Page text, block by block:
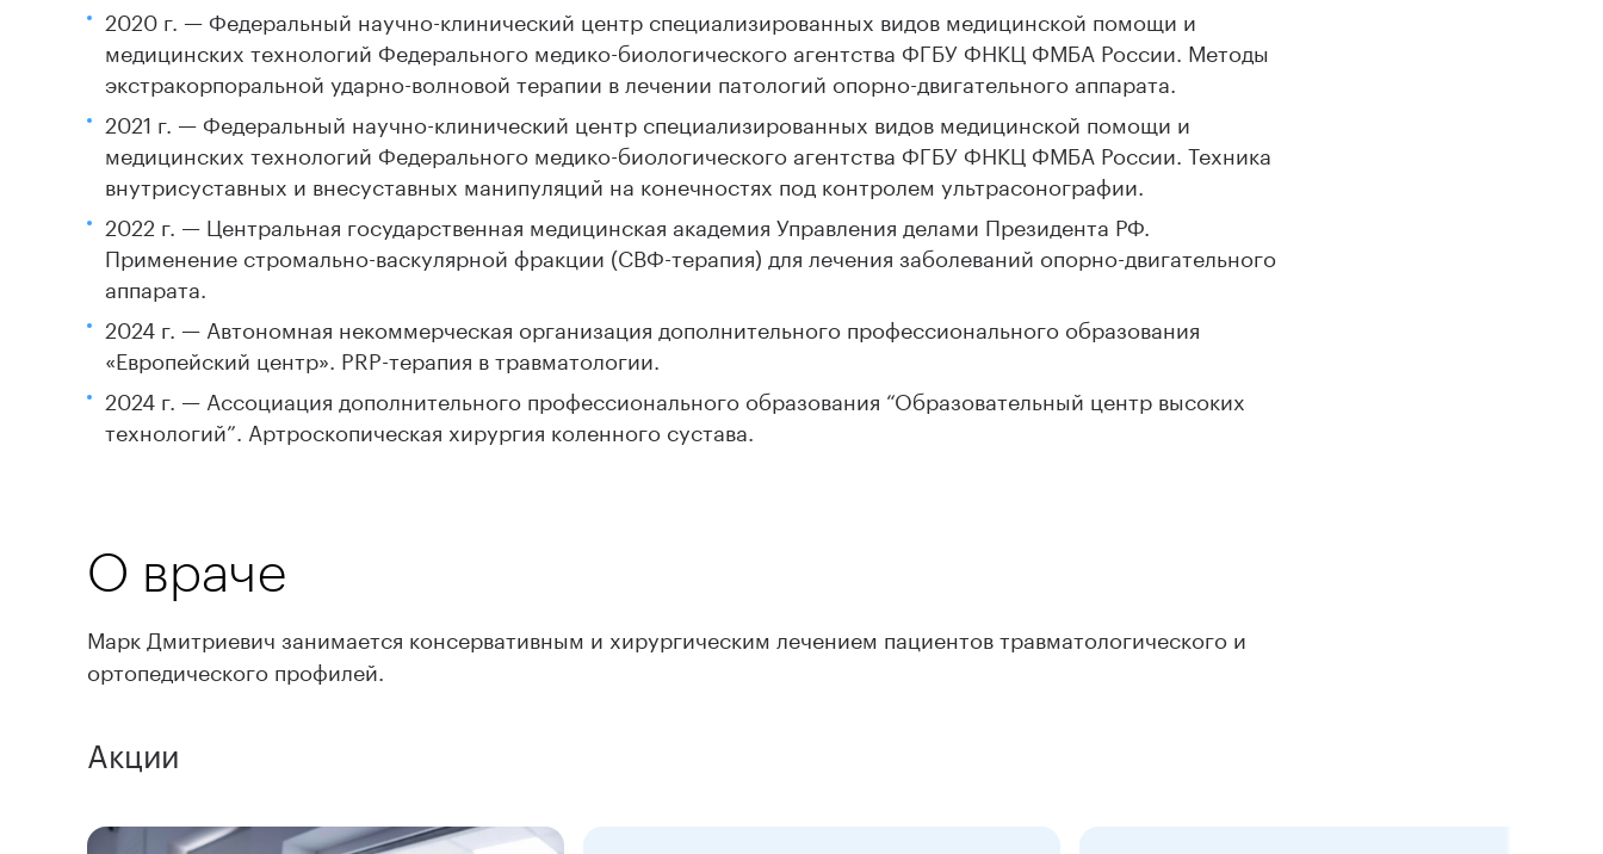
2020 г. — Федеральный научно-клинический центр специализированных видов медицинской помощи и
медицинских технологий Федерального медико-биологического агентства ФГБУ ФНКЦ ФМБА России. Методы
экстракорпоральной ударно-волновой терапии в лечении патологий опорно-двигательного аппарата.
2021 г. — Федеральный научно-клинический центр специализированных видов медицинской помощи и
медицинских технологий Федерального медико-биологического агентства ФГБУ ФНКЦ ФМБА России. Техника
внутрисуставных и внесуставных манипуляций на конечностях под контролем ультрасонографии.
2022 г. — Центральная государственная медицинская академия Управления делами Президента РФ.
Применение стромально-васкулярной фракции (СВФ-терапия) для лечения заболеваний опорно-двигательного
аппарата.
2024 г. — Автономная некоммерческая организация дополнительного профессионального образования
«Европейский центр». PRP-терапия в травматологии.
2024 г. — Ассоциация дополнительного профессионального образования “Образовательный центр высоких
технологий”. Артроскопическая хирургия коленного сустава.
О враче
Марк Дмитриевич занимается консервативным и хирургическим лечением пациентов травматологического и
ортопедического профилей.
Акции